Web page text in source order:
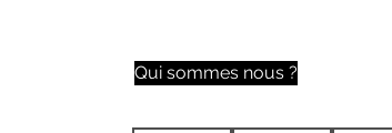
Qui sommes nous ?